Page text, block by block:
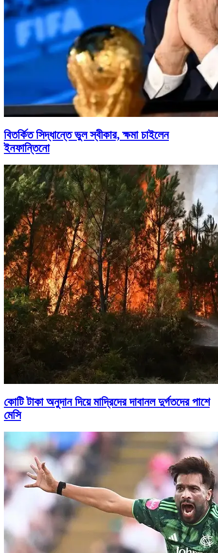
বিতর্কিত সিদ্ধান্তে ভুল স্বীকার, ক্ষমা চাইলেন
ইনফান্তিনো
কোটি টাকা অনুদান দিয়ে মাদ্রিদের দাবানল দুর্গতদের পাশে
মেসি